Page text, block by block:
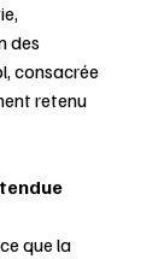
des
consacrée
retenu
que la